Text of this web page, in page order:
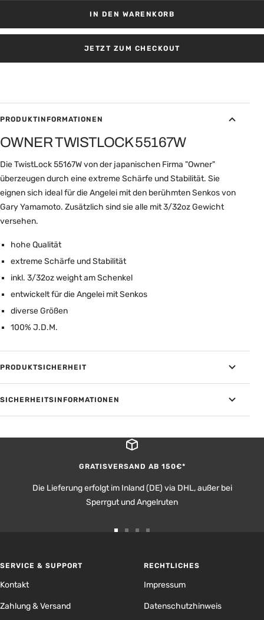
IN DEN WARENKORB
JETZT ZUM CHECKOUT
PRODUKTINFORMATIONEN
OWNER TWISTLOCK 55167W
Die TwistLock 55167W von der japanischen Firma "Owner"
überzeugen durch eine extreme Schärfe und Stabilität. Sie
eignen sich ideal für die Angelei mit den berühmten Senkos von
Gary Yamamoto. Zusätzlich sind sie alle mit 3/32oz Gewicht
versehen.
hohe Qualität
extreme Schärfe und Stabilität
inkl. 3/32oz weight am Schenkel
entwickelt für die Angelei mit Senkos
diverse Größen
100% J.D.M.
PRODUKTSICHERHEIT
SICHERHEITSINFORMATIONEN
GRATISVERSAND AB 150€*
Die Lieferung erfolgt im Inland (DE) via DHL, außer bei
Sperrgut und Angelruten
4
SERVICE & SUPPORT
Kontakt
Zahlung & Versand
RECHTLICHES
Impressum
Datenschutzhinweis